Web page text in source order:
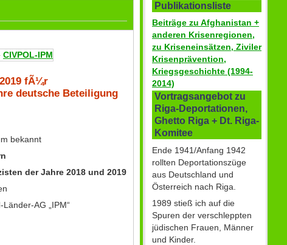
CIVPOL-IPM
fÃ¼r
deutsche Beteiligung
bekannt
der Jahre 2018 und 2019
AG „IPM“
Publikationsliste
Beiträge zu Afghanistan +
anderen Krisenregionen,
zu Kriseneinsätzen, Ziviler
Krisenprävention,
Kriegsgeschichte (1994-
2014)
Vortragsangebot zu
Riga-Deportationen,
Ghetto Riga + Dt. Riga-
Komitee
Ende 1941/Anfang 1942
rollten Deportationszüge
aus Deutschland und
Österreich nach Riga.
1989 stieß ich auf die
Spuren der verschleppten
jüdischen Frauen, Männer
und Kinder.